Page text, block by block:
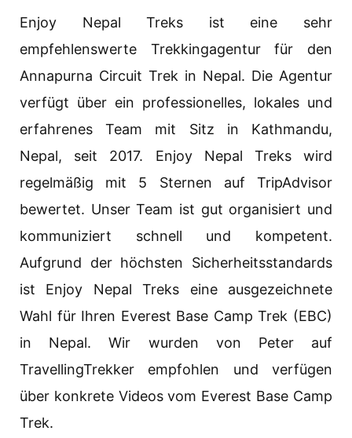
Enjoy Nepal Treks ist eine sehr
empfehlenswerte Trekkingagentur für den
Annapurna Circuit Trek in Nepal. Die Agentur
verfügt über ein professionelles, lokales und
erfahrenes Team mit Sitz in Kathmandu,
Nepal, seit 2017. Enjoy Nepal Treks wird
regelmäßig mit 5 Sternen auf TripAdvisor
bewertet. Unser Team ist gut organisiert und
kommuniziert schnell und kompetent.
Aufgrund der höchsten Sicherheitsstandards
ist Enjoy Nepal Treks eine ausgezeichnete
Wahl für Ihren Everest Base Camp Trek (EBC)
in Nepal. Wir wurden von Peter auf
TravellingTrekker empfohlen und verfügen
über konkrete Videos vom Everest Base Camp
Trek.